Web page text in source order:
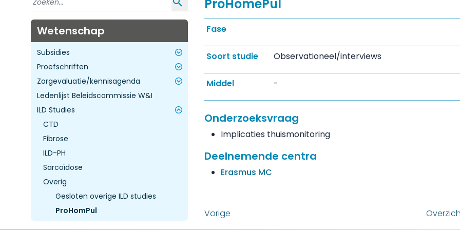
Wetenschap
Subsidies
Toekomst agenderen kennisagenda
ZE&GG Dure Geneesmiddelen - Ronde
3
ZE&GG Impactvolle kennisvragen -
Proefschriften
Astma
COPD
ILD
Infectieziekten
Oncologie
Pulmonale hypertensie
Overige longziekten
Niet long gerelateerd
Zorgevaluatie/kennisagenda
Inleiding
Ledenlijst Beleidscommissie W&I
ILD Studies
CTD
Fibrose
ILD-PH
Sarcoïdose
Overig
Gesloten overige ILD studies
ProHomPul
ProHomePul
Fase
Soort studie Observationeel/interviews
Middel -
Onderzoeksvraag
Implicaties thuismonitoring
Deelnemende centra
Erasmus MC
Vorige